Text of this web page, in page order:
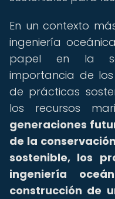
En un contexto
ingeniería
papel en la
importancia de
de prácticas
los recursos
generaciones
de la
sostenible, los
ingeniería
construcción de